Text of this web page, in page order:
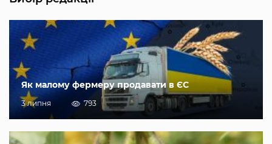
Як малому фермеру продавати в ЄС
3 липня 793